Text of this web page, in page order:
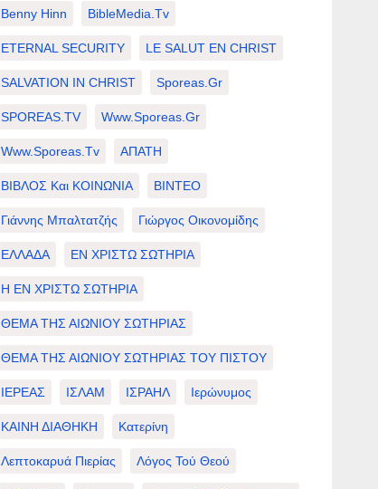
Benny Hinn BibleMedia.tv
ETERNAL SECURITY LE SALUT EN CHRIST
SALVATION IN CHRIST Sporeas.gr
SPOREAS.TV Www.sporeas.gr
Www.sporeas.tv ΑΠΑΤΗ
ΒΙΒΛΟΣ Και ΚΟΙΝΩΝΙΑ ΒΙΝΤΕΟ
Γιάννης Μπαλτατζής Γιώργος Οικονομίδης
ΕΛΛΑΔΑ ΕΝ ΧΡΙΣΤΩ ΣΩΤΗΡΙΑ
Η ΕΝ ΧΡΙΣΤΩ ΣΩΤΗΡΙΑ
ΘΕΜΑ ΤΗΣ ΑΙΩΝΙΟΥ ΣΩΤΗΡΙΑΣ
ΘΕΜΑ ΤΗΣ ΑΙΩΝΙΟΥ ΣΩΤΗΡΙΑΣ ΤΟΥ ΠΙΣΤΟΥ
ΙΕΡΕΑΣ ΙΣΛΑΜ ΙΣΡΑΗΛ Ιερώνυμος
ΚΑΙΝΗ ΔΙΑΘΗΚΗ Κατερίνη
Λεπτοκαρυά Πιερίας Λόγος Τού Θεού